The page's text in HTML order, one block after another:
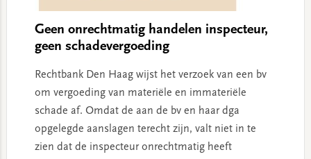
Geen onrechtmatig handelen inspecteur,
geen schadevergoeding
Rechtbank Den Haag wijst het verzoek van een bv
om vergoeding van materiële en immateriële
schade af. Omdat de aan de bv en haar dga
opgelegde aanslagen terecht zijn, valt niet in te
zien dat de inspecteur onrechtmatig heeft